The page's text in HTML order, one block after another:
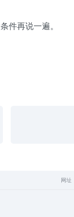
件再说一遍。
网址